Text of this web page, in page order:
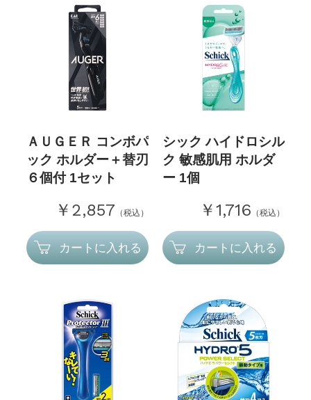
ＡＵＧＥＲ コンボパ
ック ホルダー＋替刃
６個付 1セット
￥2,857 （税込）
カートに入れる
シック ハイドロシル
ク 敏感肌用 ホルダ
ー 1個
￥1,716 （税込）
カートに入れる